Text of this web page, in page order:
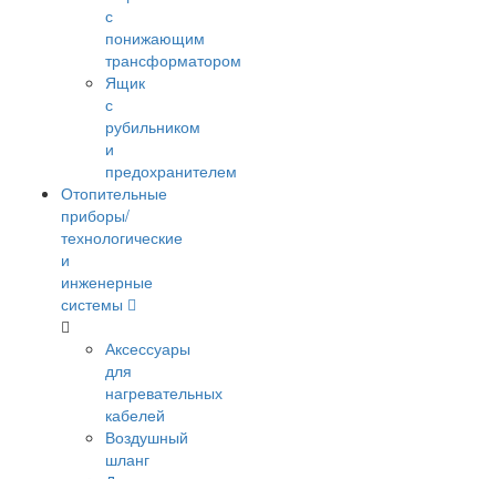
с
понижающим
трансформатором
Ящик
с
рубильником
и
предохранителем
Отопительные
приборы/
технологические
и
инженерные
системы
Аксессуары
для
нагревательных
кабелей
Воздушный
шланг